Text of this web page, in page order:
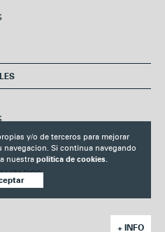
+ INFO
y/o de terceros para mejorar
Si continua navegando
nuestra politica de cookies.